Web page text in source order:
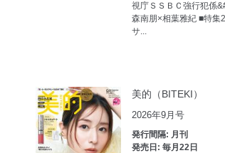
視庁ＳＳＢＣ強行犯係
森南朋×相葉雅紀 ■特集
サ...
美的（BITEKI）
2026年9月号
発行間隔: 月刊
発売日: 毎月22日